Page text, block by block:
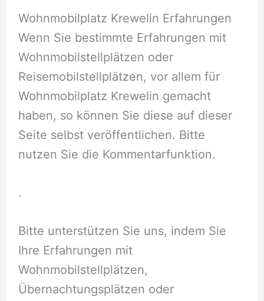
Wohnmobilplatz Krewelin Erfahrungen
Wenn Sie bestimmte Erfahrungen mit
Wohnmobilstellplätzen oder
Reisemobilstellplätzen, vor allem für
Wohnmobilplatz Krewelin gemacht
haben, so können Sie diese auf dieser
Seite selbst veröffentlichen. Bitte
nutzen Sie die Kommentarfunktion.
.
Bitte unterstützen Sie uns, indem Sie
Ihre Erfahrungen mit
Wohnmobilstellplätzen,
Übernachtungsplätzen oder